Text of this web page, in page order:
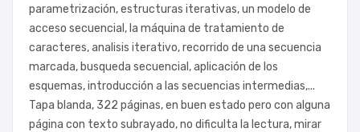
parametrización, estructuras iterativas, un modelo de
acceso secuencial, la máquina de tratamiento de
caracteres, analisis iterativo, recorrido de una secuencia
marcada, busqueda secuencial, aplicación de los
esquemas, introducción a las secuencias intermedias,...
Tapa blanda, 322 páginas, en buen estado pero con alguna
página con texto subrayado, no dificulta la lectura, mirar